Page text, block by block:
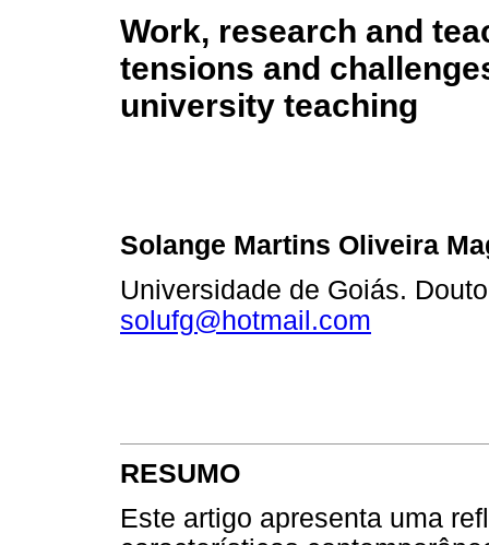
Work, research and
tensions and
university teaching
Solange Martins Oliveira
Universidade de Goiás.
solufg@hotmail.com
RESUMO
Este artigo apresenta uma